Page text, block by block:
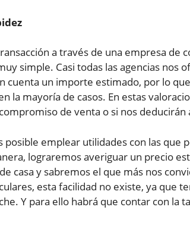
a través de una empresa de
simple. Casi todas las agencias nos
cuenta un importe estimado, por lo
la mayoría de casos. En estas
de venta o si nos
posible emplear utilidades con las
lograremos averiguar un precio
casa y sabremos el que más nos
esta facilidad no existe, ya que
Y para ello habrá que contar con la